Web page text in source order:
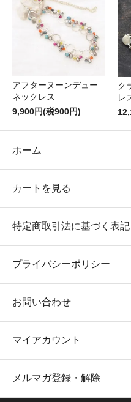
アフターヌーンデュー
ネックレス
9,900円(税900円)
ク
レ
ホーム
カートを見る
特定商取引法に基づく表記
プライバシーポリシー
お問い合わせ
マイアカウント
メルマガ登録・解除